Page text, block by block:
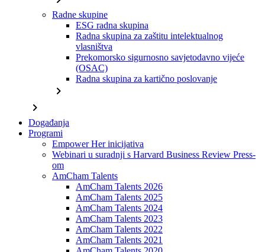
Radne skupine
ESG radna skupina
Radna skupina za zaštitu intelektualnog
vlasništva
Prekomorsko sigurnosno savjetodavno vijeće
(OSAC)
Radna skupina za kartično poslovanje
chevron_right
chevron_right
Događanja
Programi
Empower Her inicijativa
Webinari u suradnji s Harvard Business Review Press-
om
AmCham Talents
AmCham Talents 2026
AmCham Talents 2025
AmCham Talents 2024
AmCham Talents 2023
AmCham Talents 2022
AmCham Talents 2021